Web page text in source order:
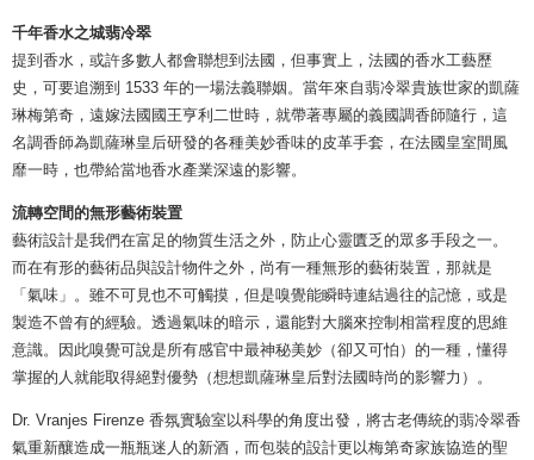
千年香水之城翡冷翠
提到香水，或許多數人都會聯想到法國，但事實上，法國的香水工藝歷
史，可要追溯到 1533 年的一場法義聯姻。當年來自翡冷翠貴族世家的凱薩
琳梅第奇，遠嫁法國國王亨利二世時，就帶著專屬的義國調香師隨行，這
名調香師為凱薩琳皇后研發的各種美妙香味的皮革手套，在法國皇室間風
靡一時，也帶給當地香水產業深遠的影響。
流轉空間的無形藝術裝置
藝術設計是我們在富足的物質生活之外，防止心靈匱乏的眾多手段之一。
而在有形的藝術品與設計物件之外，尚有一種無形的藝術裝置，那就是
「氣味」。雖不可見也不可觸摸，但是嗅覺能瞬時連結過往的記憶，或是
製造不曾有的經驗。透過氣味的暗示，還能對大腦來控制相當程度的思維
意識。因此嗅覺可說是所有感官中最神秘美妙（卻又可怕）的一種，懂得
掌握的人就能取得絕對優勢（想想凱薩琳皇后對法國時尚的影響力）。
Dr. Vranjes Firenze 香氛實驗室以科學的角度出發，將古老傳統的翡冷翠香
氣重新釀造成一瓶瓶迷人的新酒，而包裝的設計更以梅第奇家族協造的聖